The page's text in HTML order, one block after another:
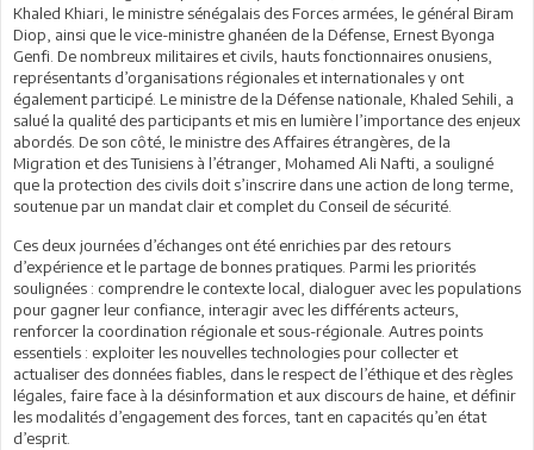
Khaled Khiari, le ministre sénégalais des Forces armées, le général Biram
Diop, ainsi que le vice-ministre ghanéen de la Défense, Ernest Byonga
Genfi. De nombreux militaires et civils, hauts fonctionnaires onusiens,
représentants d’organisations régionales et internationales y ont
également participé. Le ministre de la Défense nationale, Khaled Sehili, a
salué la qualité des participants et mis en lumière l’importance des enjeux
abordés. De son côté, le ministre des Affaires étrangères, de la
Migration et des Tunisiens à l’étranger, Mohamed Ali Nafti, a souligné
que la protection des civils doit s’inscrire dans une action de long terme,
soutenue par un mandat clair et complet du Conseil de sécurité.
Ces deux journées d’échanges ont été enrichies par des retours
d’expérience et le partage de bonnes pratiques. Parmi les priorités
soulignées : comprendre le contexte local, dialoguer avec les populations
pour gagner leur confiance, interagir avec les différents acteurs,
renforcer la coordination régionale et sous-régionale. Autres points
essentiels : exploiter les nouvelles technologies pour collecter et
actualiser des données fiables, dans le respect de l’éthique et des règles
légales, faire face à la désinformation et aux discours de haine, et définir
les modalités d’engagement des forces, tant en capacités qu’en état
d’esprit.